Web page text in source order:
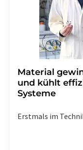
enthalten.
Material
und kühlt
Systeme
Erstmals im